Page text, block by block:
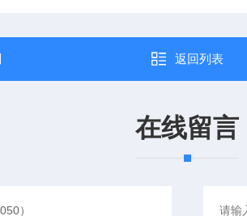
返回列表
在线留言